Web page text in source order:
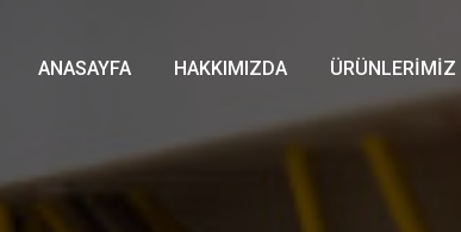
ANASAYFA HAKKIMIZDA ÜRÜNLERİMİZ